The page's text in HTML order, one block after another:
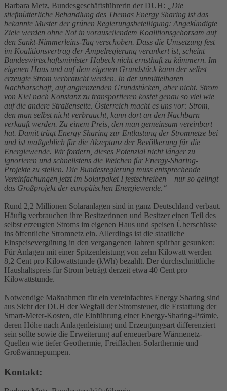
Barbara Metz, Bundesgeschäftsführerin der DUH:
„Die
stiefmütterliche Behandlung des Themas Energy Sharing ist das
bekannte Muster der grünen Regierungsbeteiligung: Angekündigte
Ziele werden ohne Not in vorauseilendem Koalitionsgehorsam auf
den Sankt-Nimmerleins-Tag verschoben. Dass die Umsetzung fest
im Koalitionsvertrag der Ampelregierung verankert ist, scheint
Bundeswirtschaftsminister Habeck nicht ernsthaft zu kümmern. Im
eigenen Haus und auf dem eigenen Grundstück kann der selbst
erzeugte Strom verbraucht werden. In der unmittelbaren
Nachbarschaft, auf angrenzenden Grundstücken, aber nicht. Strom
von Kiel nach Konstanz zu transportieren kostet genau so viel wie
auf die andere Straßenseite. Österreich macht es uns vor: Strom,
den man selbst nicht verbraucht, kann dort an den Nachbarn
verkauft werden. Zu einem Preis, den man gemeinsam vereinbart
hat. Damit trägt Energy Sharing zur Entlastung der Stromnetze bei
und ist maßgeblich für die Akzeptanz der Bevölkerung für die
Energiewende. Wir fordern, dieses Potenzial nicht länger zu
ignorieren und schnellstens die Weichen für Energy-Sharing-
Projekte zu stellen. Die Bundesregierung muss entsprechende
Vereinfachungen jetzt im Solarpaket I festschreiben – nur so gelingt
das Großprojekt der europäischen Energiewende.“
Rund 2,2 Millionen Solaranlagen sind in ganz Deutschland verbaut.
Häufig verbrauchen ihre Besitzerinnen und Besitzer einen Teil des
selbst erzeugten Stroms im eigenen Haus und speisen Überschüsse
ins öffentliche Stromnetz ein. Allerdings ist die staatliche
Einspeisevergütung in den vergangenen Jahren spürbar gesunken:
Für Anlagen mit einer Spitzenleistung von zehn Kilowatt werden
8,2 Cent pro Kilowattstunde (kWh) bezahlt. Der durchschnittliche
Haushaltspreis für Strom beträgt derzeit etwa 40 Cent pro
Kilowattstunde.
Notwendige Maßnahmen für ein vereinfachtes Energy Sharing sind
aus Sicht der DUH der Wegfall der Stromsteuer, die Erstattung der
Smart-Meter-Kosten, die Einführung einer Energy-Sharing-Prämie,
deren Höhe nach Anlagenleistung und Erzeugungsart differenziert
sein sollte sowie die Erweiterung auf erneuerbare Wärmenetz-
Quellen wie tiefer Geothermie, Freiflächen-Solarthermie und
Großwärmepumpen.
Kontakt: